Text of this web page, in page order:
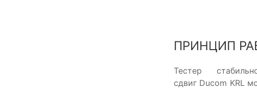
ПРИНЦИП
Тестер
сдвиг Ducom KRL